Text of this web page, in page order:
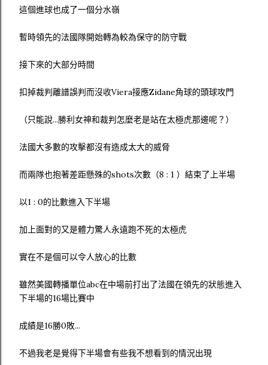
這個進球也成了一個分水嶺
暫時領先的法國隊開始轉為較為保守的防守戰
接下來的大部分時間
扣掉裁判離譜誤判而沒收Viera接應Zidane角球的頭球攻門
（只能說...勝利女神和裁判怎麼老是站在太極虎那邊呢？）
法國大多數的攻擊都沒有造成太大的威脅
而兩隊也抱著差距懸殊的shots次數（8 : 1 ）結束了上半場
以1 : 0的比數進入下半場
加上面對的又是體力驚人永遠跑不死的太極虎
實在不是個可以令人放心的比數
雖然美國轉播單位abc在中場前打出了法國在領先的狀態進入
下半場的16場比賽中
成績是16勝0敗...
不過我老是覺得下半場會有些我不想看到的情況出現